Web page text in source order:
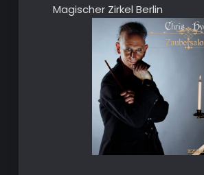
Magischer Zirkel Berlin